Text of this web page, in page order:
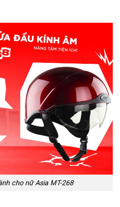
cho nữ Asia MT-268